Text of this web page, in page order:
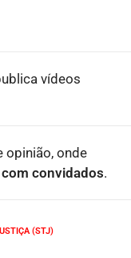
vídeos
opinião, onde
convidados.
(STJ)